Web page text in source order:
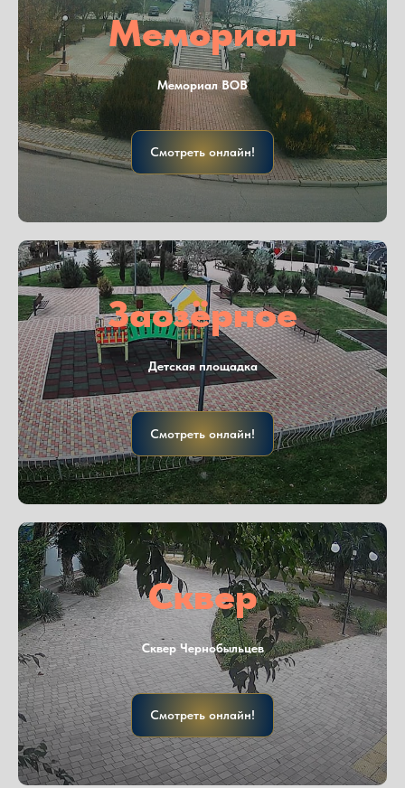
Мемориал
Мемориал ВОВ
Смотреть онлайн!
Заозёрное
Детская площадка
Смотреть онлайн!
Сквер
Сквер Чернобыльцев
Смотреть онлайн!